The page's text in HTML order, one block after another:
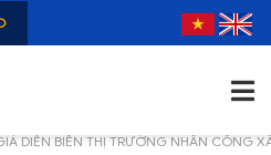
DIỄN BIẾN THỊ TRƯỜNG NHÂN CÔNG